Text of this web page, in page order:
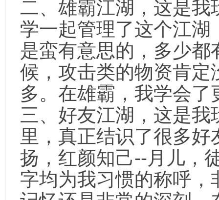
二、雄霸江湖，这是
学一起管理了这个江
是蛮有意思的，多少
候，攻击类的物资肯
多。在雄霸，我学会
三、好友江湖，这是
里，真正结识了很多
扬，红颜知己--月儿，
字均为我习惯的称呼